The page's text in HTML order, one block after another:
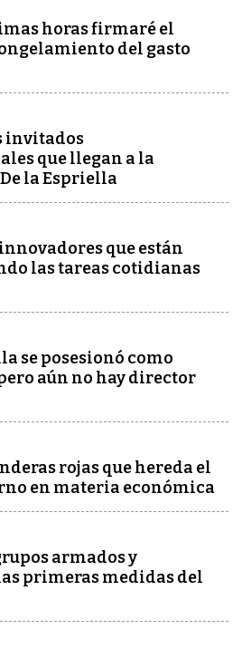
horas firmaré el
del gasto
invitados
que llegan a la
la Espriella
que están
las tareas cotidianas
se posesionó como
aún no hay director
rojas que hereda el
en materia económica
armados y
primeras medidas del